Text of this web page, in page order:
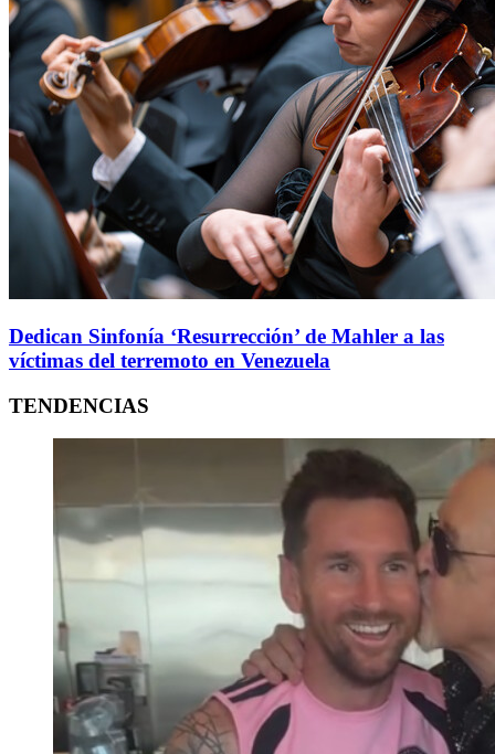
Dedican Sinfonía ‘Resurrección’ de Mahler a las
víctimas del terremoto en Venezuela
TENDENCIAS